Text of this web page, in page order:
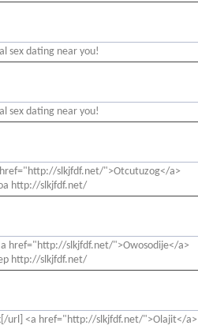
sex dating near you!
sex dating near you!
slkjfdf.net/">Otcutuzog</a>
http://slkjfdf.net/
href="http://slkjfdf.net/">Owosodije</a>
http://slkjfdf.net/
url] <a href="http://slkjfdf.net/">Olajit</a>